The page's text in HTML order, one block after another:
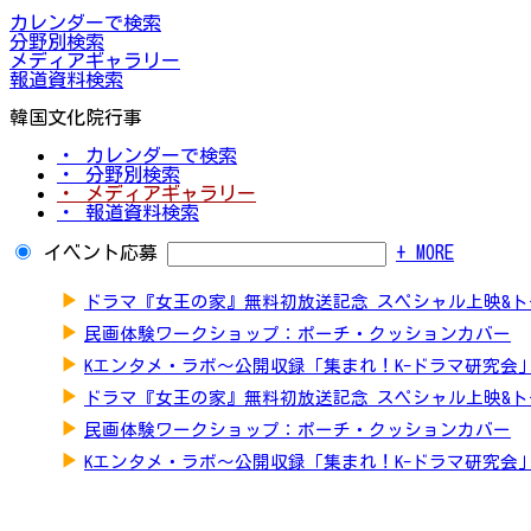
カレンダーで検索
分野別検索
メディアギャラリー
報道資料検索
韓国文化院行事
・ カレンダーで検索
・ 分野別検索
・ メディアギャラリー
・ 報道資料検索
イベント応募 + MORE
▶ ドラマ『女王の家』無料初放送記念 スペシャル上映&
▶ 民画体験ワークショップ：ポーチ・クッションカバー
▶ Kエンタメ・ラボ～公開収録「集まれ！K-ドラマ研究会」
▶ ドラマ『女王の家』無料初放送記念 スペシャル上映&
▶ 民画体験ワークショップ：ポーチ・クッションカバー
▶ Kエンタメ・ラボ～公開収録「集まれ！K-ドラマ研究会」